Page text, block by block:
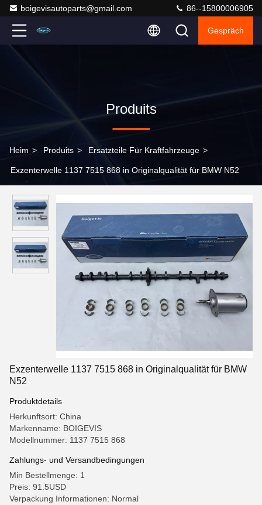
boigevisautoparts@gmail.com 86--15800006905
Gespräch
Produits
Heim > Produits > Ersatzteile Für Kraftfahrzeuge >
Exzenterwelle 1137 7515 868 in Originalqualität für BMW N52
Exzenterwelle 1137 7515 868 in Originalqualität für BMW
N52
Produktdetails
Herkunftsort: China
Markenname: BOIGEVIS
Modellnummer: 1137 7515 868
Zahlungs- und Versandbedingungen
Min Bestellmenge: 1
Preis: 91.5USD
Verpackung Informationen: Normal